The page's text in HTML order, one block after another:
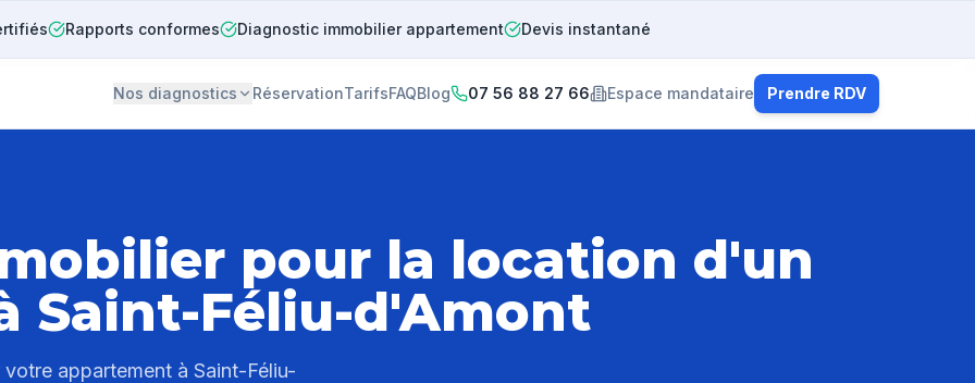
Rapports conformes Diagnostic immobilier appartement Devis instantané
Nos diagnostics RéservationTarifsFAQBlog 07 56 88 27 66 Espace mandataire Prendre RDV
pour la location d'un
Saint-Féliu-d'Amont
appartement à Saint-Féliu-